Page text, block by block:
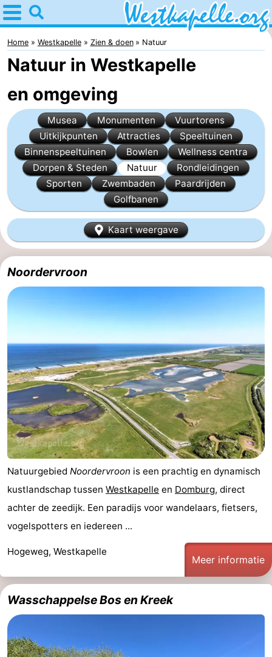
Home
Westkapelle
Tips
Voor
kinderen
Overnachten
Appartementen
Duinweg
-
Résidence
Wijngaerde
Campings
Hotels
Vakantiehuizen
Buitenhof
Domburg
-
De
Boomgaard
-
De
Zandput
-
Hof
Domburg
-
Joossesweg
-
Résidence
Wijngaerde
Last
minutes
Strand
Zien
doen
Bezienswaardigheden
-
Musea
-
Monumenten
-
Home Westkapelle Zien & doen Natuur
Natuur in Westkapelle
en omgeving
Musea Monumenten
Vuurtorens
Uitkijkpunten
Attracties
Speeltuinen
Binnenspeeltuinen
Bowlen
Wellness centra
Dorpen & Steden
Natuur
Rondleidingen
Sporten
Zwembaden
Paardrijden
Golfbanen
Kaart weergave
Noordervroon
Natuurgebied Noordervroon is een prachtig en dynamisch
kustlandschap tussen Westkapelle en Domburg, direct
achter de zeedijk. Een paradijs voor wandelaars, fietsers,
vogelspotters en iedereen ...
Hogeweg, Westkapelle
Meer informatie
Wasschappelse Bos en Kreek